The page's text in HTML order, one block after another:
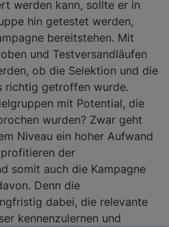
werden kann, sollte er in
hin getestet werden,
bereitstehen. Mit
und Testversandläufen
ob die Selektion und die
richtig getroffen wurde.
mit Potential, die
wurden? Zwar geht
Niveau ein hoher Aufwand
der
somit auch die Kampagne
Denn die
dabei, die relevante
kennenzulernen und